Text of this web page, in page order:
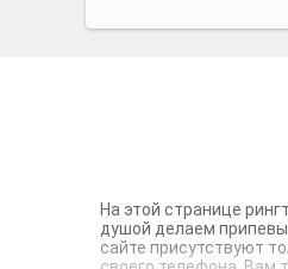
На этой странице
душой делаем
сайте присутствуют